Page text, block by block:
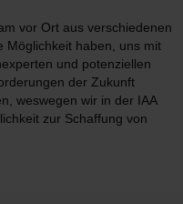
vor Ort aus verschiedenen
Möglichkeit haben, uns mit
und potenziellen
der Zukunft
weswegen wir in der IAA
zur Schaffung von